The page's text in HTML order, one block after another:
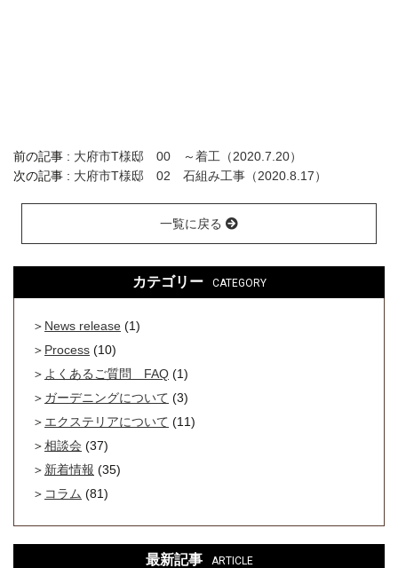
前の記事 : 大府市T様邸 00 ～着工（2020.7.20）
次の記事 : 大府市T様邸 02 石組み工事（2020.8.17）
一覧に戻る
カテゴリー CATEGORY
News release (1)
Process (10)
よくあるご質問 FAQ (1)
ガーデニングについて (3)
エクステリアについて (11)
相談会 (37)
新着情報 (35)
コラム (81)
最新記事 ARTICLE